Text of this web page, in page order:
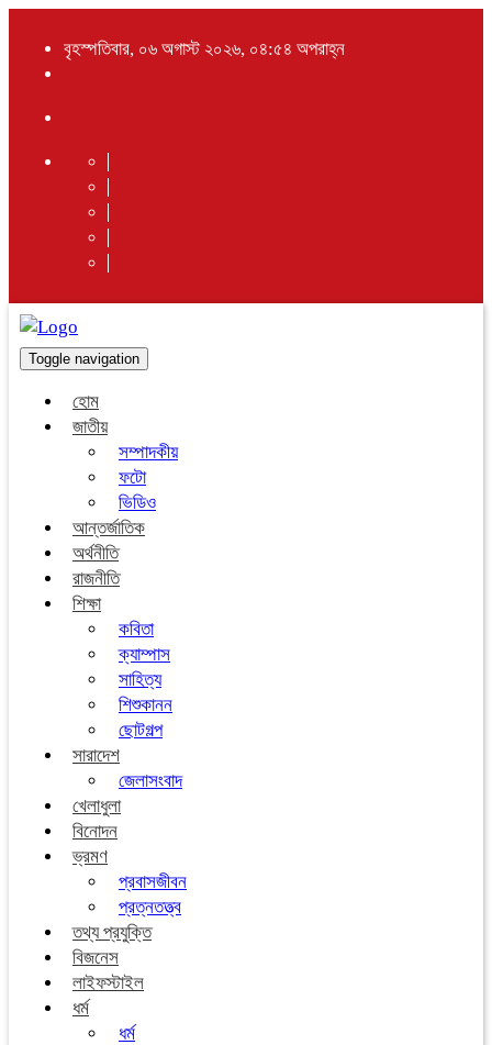
বৃহস্পতিবার, ০৬ অগাস্ট ২০২৬, ০৪:৫৪ অপরাহ্ন
Toggle navigation
হোম
জাতীয়
সম্পাদকীয়
ফটো
ভিডিও
আন্তর্জাতিক
অর্থনীতি
রাজনীতি
শিক্ষা
কবিতা
ক্যাম্পাস
সাহিত্য
শিশুকানন
ছোটগল্প
সারাদেশ
জেলাসংবাদ
খেলাধুলা
বিনোদন
ভ্রমণ
প্রবাসজীবন
প্রত্নতত্ত্ব
তথ্য প্রযুক্তি
বিজনেস
লাইফস্টাইল
ধর্ম
ধর্ম